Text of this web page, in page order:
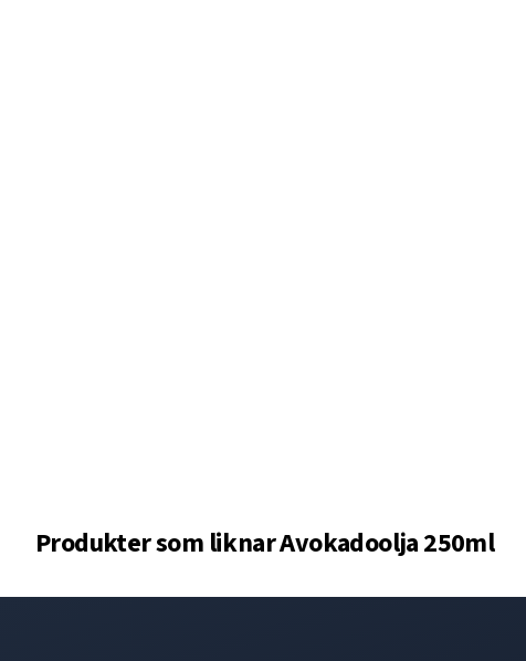
Produkter som liknarAvokadoolja 250ml